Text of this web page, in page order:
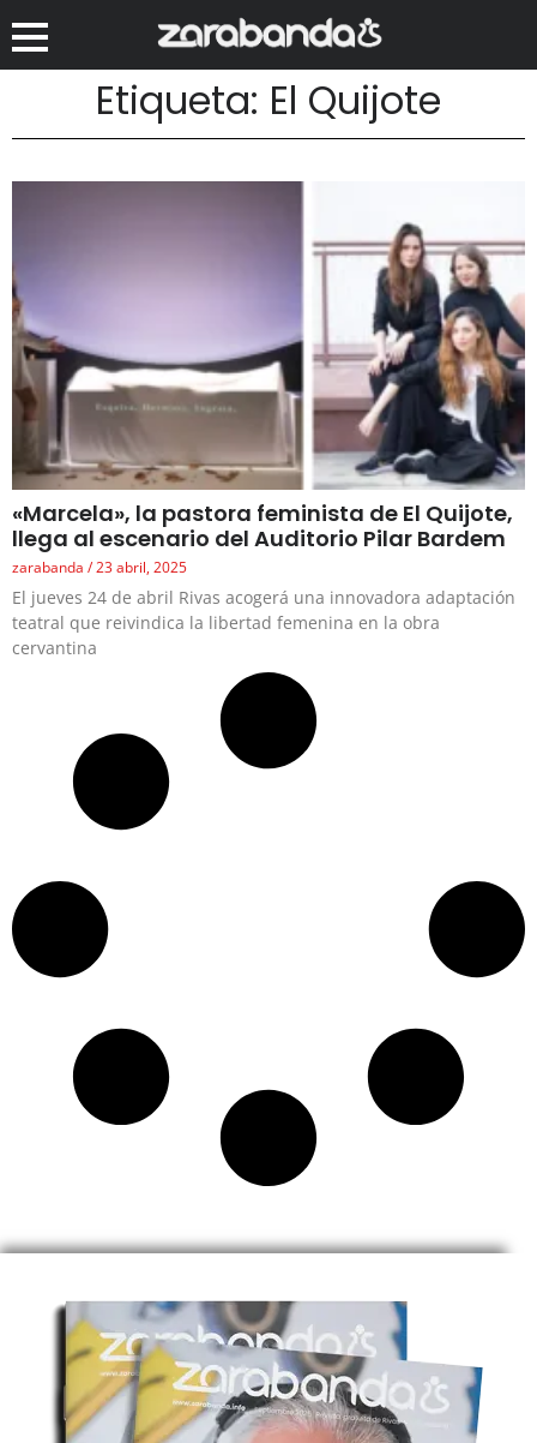
Etiqueta: El Quijote
«Marcela», la pastora feminista de El Quijote,
llega al escenario del Auditorio Pilar Bardem
zarabanda 23 abril, 2025
El jueves 24 de abril Rivas acogerá una innovadora adaptación
teatral que reivindica la libertad femenina en la obra
cervantina